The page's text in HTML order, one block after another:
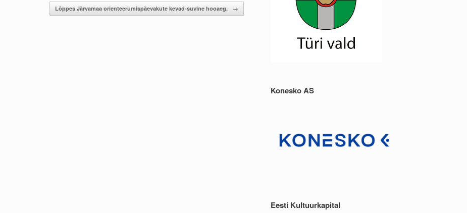
Lõppes Järvamaa orienteerumispäevakute kevad-suvine hooaeg. →
Konesko AS
Eesti Kultuurkapital